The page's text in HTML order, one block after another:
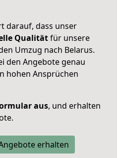
darauf, dass unser
Qualitätfür unsere
Umzug nach Belarus.
den Angebote genau
hohen Ansprüchen
aus, und erhalten
erhalten